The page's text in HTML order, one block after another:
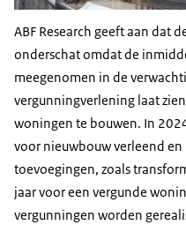
ABF Research geeft aan dat
onderschat omdat de
meegenomen in de
vergunningverlening laat
woningen te bouwen. In
voor nieuwbouw verleend
toevoegingen, zoals
jaar voor een vergunde
vergunningen worden